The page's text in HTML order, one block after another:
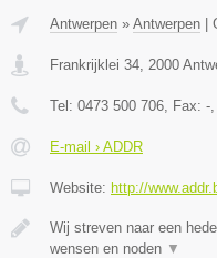
Antwerpen » Antwerpen
Frankrijklei 34 2000
Tel: 0473 500 706 , Fax: -
E-mail › ADDR
Website: http://
Wij streven naar een
wensen en noden ▼